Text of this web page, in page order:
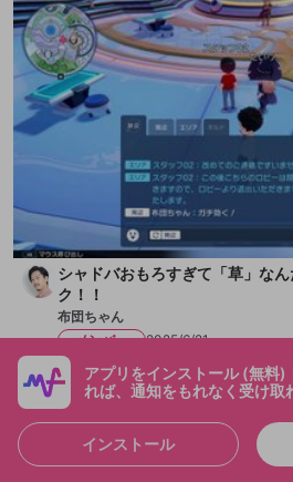
シャドバおもろすぎて「草」な
ク！！
布団ちゃん
メンバー
2025/6/21
アプリをインストール (無料)
れば、通知をもれなく受け取
インストール